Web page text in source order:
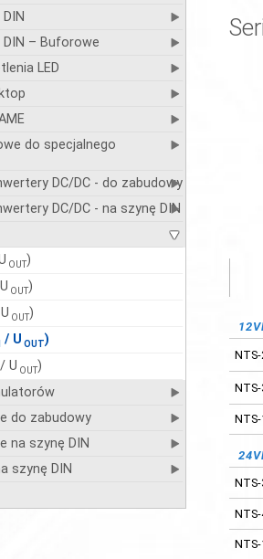
– Buforowe
LED
do specjalnego
DC/DC - do zabudowy
DC/DC - na szynę DIN
OUT)
OUT)
OUT)
/ U OUT)
/ U OUT)
do zabudowy
na szynę DIN
szynę DIN
NTS-
NTS-
NTS-